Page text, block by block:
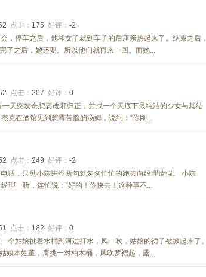
点击： 175 好评： -2
，停车之后，他和女子就到车子的后座亲热起来了。结束之后，
了之后，她还要。所以他们就再来一回。而她...
点击： 207 好评： 0
天突发奇想要改邪归正，并找一个天底下最纯洁的少女与其结
克在酒馆见到愁霉苦脸的汤姆，说到：“你刚...
点击： 249 好评： -2
话，只见小陈讲没两句就匆匆忙忙的跑去向经理请假。 小陈
理一听，连忙说：“好的！你快去！这种事不...
点击： 182 好评： 0
个姑娘挑着水桶到河边打水，风一吹，姑娘的裙子被掀起来了。
娘本姓董，肩挑一对柏木桶，风吹罗裙起，露...